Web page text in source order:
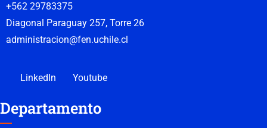
+562 29783375
Diagonal Paraguay 257, Torre 26
administracion@fen.uchile.cl
LinkedIn Youtube
Departamento